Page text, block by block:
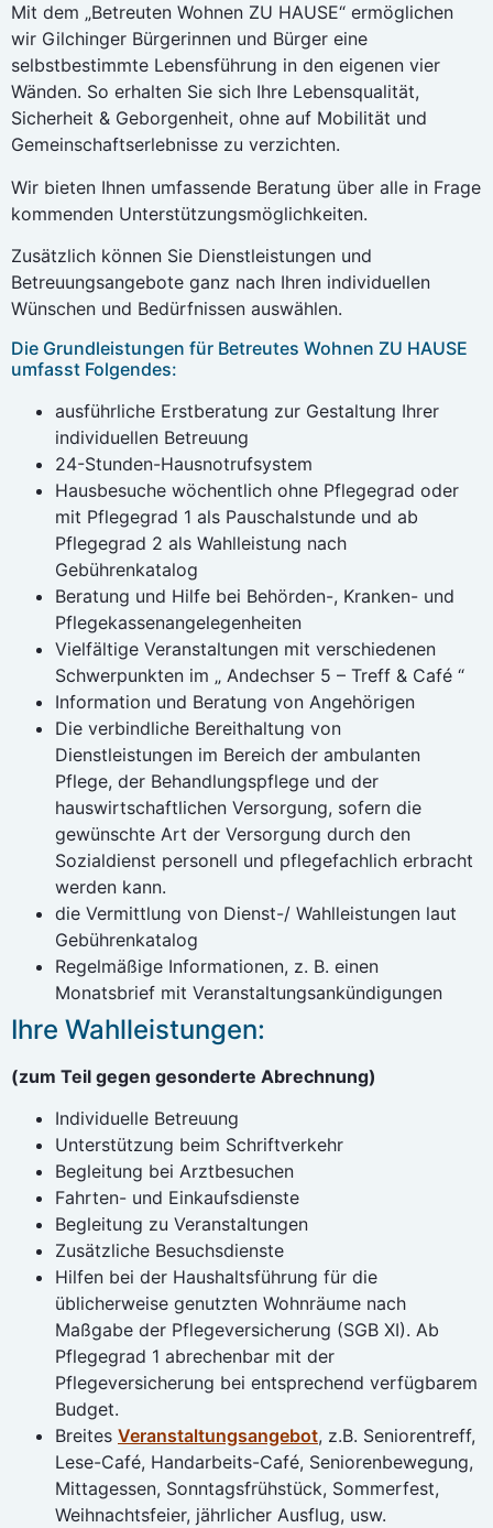
Mit dem „Betreuten Wohnen ZU HAUSE“ ermöglichen
wir Gilchinger Bürgerinnen und Bürger eine
selbstbestimmte Lebensführung in den eigenen vier
Wänden. So erhalten Sie sich Ihre Lebensqualität,
Sicherheit & Geborgenheit, ohne auf Mobilität und
Gemeinschaftserlebnisse zu verzichten.
Wir bieten Ihnen umfassende Beratung über alle in Frage
kommenden Unterstützungsmöglichkeiten.
Zusätzlich können Sie Dienstleistungen und
Betreuungsangebote ganz nach Ihren individuellen
Wünschen und Bedürfnissen auswählen.
Die Grundleistungen für Betreutes Wohnen ZU HAUSE
umfasst Folgendes:
ausführliche Erstberatung zur Gestaltung Ihrer
individuellen Betreuung
24-Stunden-Hausnotrufsystem
Hausbesuche wöchentlich ohne Pflegegrad oder
mit Pflegegrad 1 als Pauschalstunde und ab
Pflegegrad 2 als Wahlleistung nach
Gebührenkatalog
Beratung und Hilfe bei Behörden-, Kranken- und
Pflegekassenangelegenheiten
Vielfältige Veranstaltungen mit verschiedenen
Schwerpunkten im „ Andechser 5 – Treff & Café “
Information und Beratung von Angehörigen
Die verbindliche Bereithaltung von
Dienstleistungen im Bereich der ambulanten
Pflege, der Behandlungspflege und der
hauswirtschaftlichen Versorgung, sofern die
gewünschte Art der Versorgung durch den
Sozialdienst personell und pflegefachlich erbracht
werden kann.
die Vermittlung von Dienst-/ Wahlleistungen laut
Gebührenkatalog
Regelmäßige Informationen, z. B. einen
Monatsbrief mit Veranstaltungsankündigungen
Ihre Wahlleistungen:
(zum Teil gegen gesonderte Abrechnung)
Individuelle Betreuung
Unterstützung beim Schriftverkehr
Begleitung bei Arztbesuchen
Fahrten- und Einkaufsdienste
Begleitung zu Veranstaltungen
Zusätzliche Besuchsdienste
Hilfen bei der Haushaltsführung für die
üblicherweise genutzten Wohnräume nach
Maßgabe der Pflegeversicherung (SGB XI). Ab
Pflegegrad 1 abrechenbar mit der
Pflegeversicherung bei entsprechend verfügbarem
Budget.
Breites Veranstaltungsangebot, z.B. Seniorentreff,
Lese-Café, Handarbeits-Café, Seniorenbewegung,
Mittagessen, Sonntagsfrühstück, Sommerfest,
Weihnachtsfeier, jährlicher Ausflug, usw.